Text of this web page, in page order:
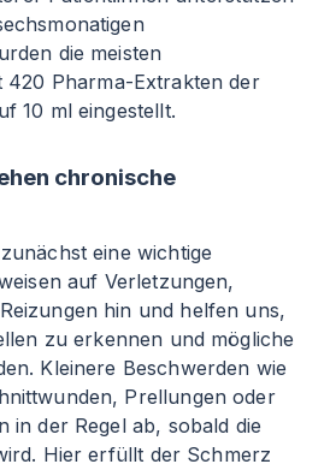
die meisten
420 Pharma-Extrakten der
10 ml eingestellt.
chronische
eine wichtige
auf Verletzungen,
hin und helfen uns,
zu erkennen und mögliche
Kleinere Beschwerden wie
Prellungen oder
in der Regel ab, sobald die
Hier erfüllt der Schmerz